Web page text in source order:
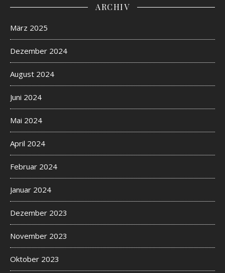
ARCHIV
März 2025
Dezember 2024
August 2024
Juni 2024
Mai 2024
April 2024
Februar 2024
Januar 2024
Dezember 2023
November 2023
Oktober 2023